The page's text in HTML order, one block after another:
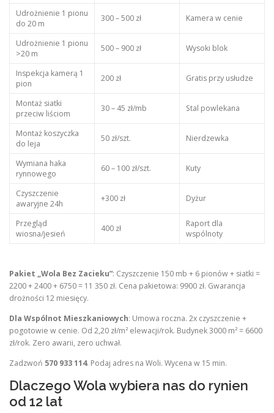
Udrożnienie 1 pionu
do 20 m
300 – 500 zł Kamera w cenie
Udrożnienie 1 pionu
>20 m
500 – 900 zł Wysoki blok
Inspekcja kamerą 1
pion
200 zł Gratis przy usłudze
Montaż siatki
przeciw liściom
30 – 45 zł/mb Stal powlekana
Montaż koszyczka
do leja
50 zł/szt. Nierdzewka
Wymiana haka
rynnowego
60 – 100 zł/szt. Kuty
Czyszczenie
awaryjne 24h
+300 zł Dyżur
Przegląd
wiosna/jesień
400 zł
Raport dla
wspólnoty
Pakiet „Wola Bez Zacieku”: Czyszczenie 150 mb + 6 pionów + siatki =
2200 + 2400 + 6750 = 11 350 zł. Cena pakietowa: 9900 zł. Gwarancja
drożności 12 miesięcy.
Dla Wspólnot Mieszkaniowych: Umowa roczna. 2x czyszczenie +
pogotowie w cenie. Od 2,20 zł/m² elewacji/rok. Budynek 3000 m² = 6600
zł/rok. Zero awarii, zero uchwał.
Zadzwoń 570 933 114. Podaj adres na Woli. Wycena w 15 min.
Dlaczego Wola wybiera nas do rynien
od 12 lat